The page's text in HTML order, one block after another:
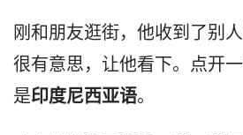
刚和朋友逛街，他收到了别
很有意思，让他看下。点开一
是印度尼西亚语。